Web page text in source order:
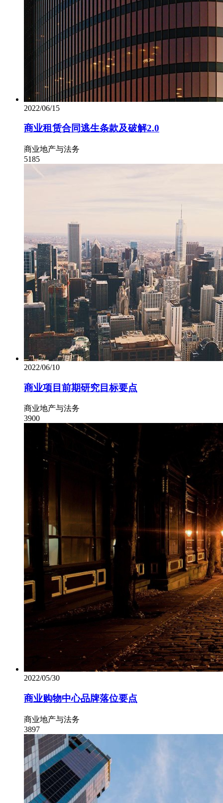
2022/06/15
商业租赁合同逃生条款及破解2.0
商业地产与法务
5185
2022/06/10
商业项目前期研究目标要点
商业地产与法务
3900
2022/05/30
商业购物中心品牌落位要点
商业地产与法务
3897